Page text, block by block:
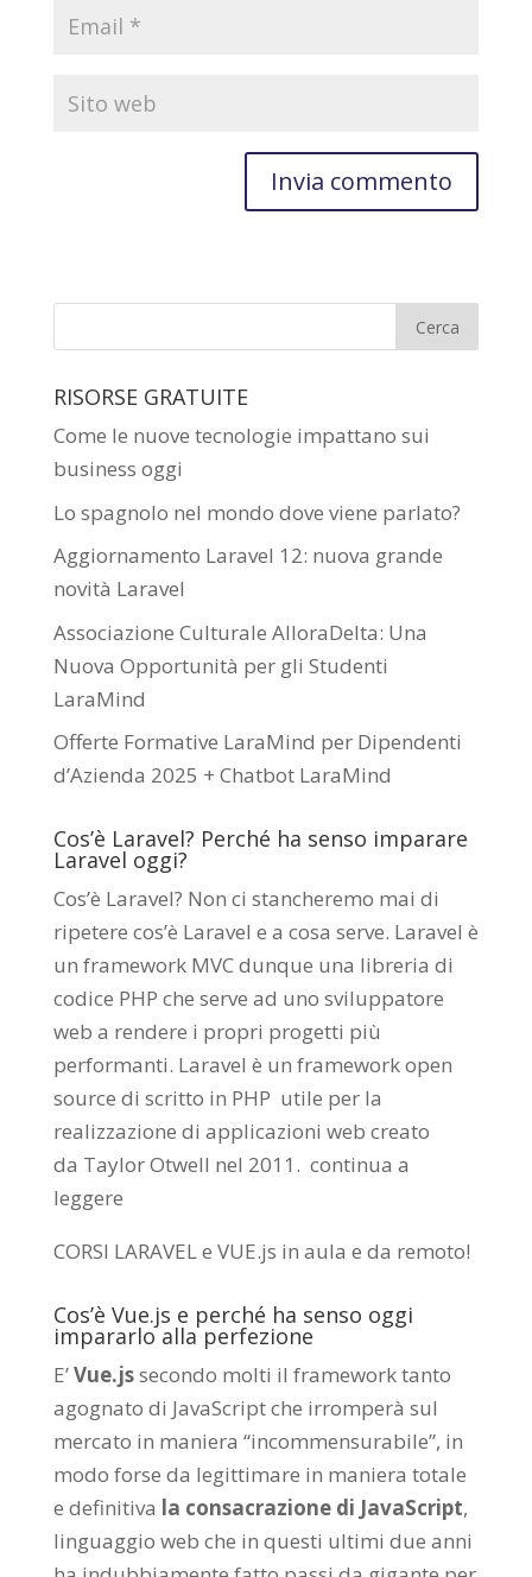
RISORSE GRATUITE
Come le nuove tecnologie impattano sui
business oggi
Lo spagnolo nel mondo dove viene parlato?
Aggiornamento Laravel 12: nuova grande
novità Laravel
Associazione Culturale AlloraDelta: Una
Nuova Opportunità per gli Studenti
LaraMind
Offerte Formative LaraMind per Dipendenti
d’Azienda 2025 + Chatbot LaraMind
Cos’è Laravel? Perché ha senso imparare
Laravel oggi?
Cos’è Laravel? Non ci stancheremo mai di
ripetere cos’è Laravel e a cosa serve. Laravel è
un framework MVC dunque una libreria di
codice PHP che serve ad uno sviluppatore
web a rendere i propri progetti più
performanti. Laravel è un framework open
source di scritto in PHP utile per la
realizzazione di applicazioni web creato
da Taylor Otwell nel 2011. continua a
leggere
CORSI LARAVEL e VUE.js in aula e da remoto!
Cos’è Vue.js e perché ha senso oggi
impararlo alla perfezione
E’Vue.jssecondo molti il framework tanto
agognato di JavaScript che irromperà sul
mercato in maniera “incommensurabile”, in
modo forse da legittimare in maniera totale
e definitiva la consacrazione di JavaScript,
linguaggio web che in questi ultimi due anni